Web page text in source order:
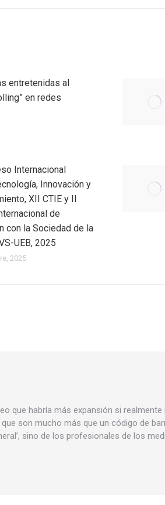
entretenidas al
en redes
Internacional
Innovación y
XII CTIE y II
de
con la Sociedad de la
UEB, 2025
2025
habría más expansión si realmente
son mucho más que un código de
sino de los profesionales de los